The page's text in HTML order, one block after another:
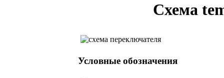
Схема
Условные обозначения